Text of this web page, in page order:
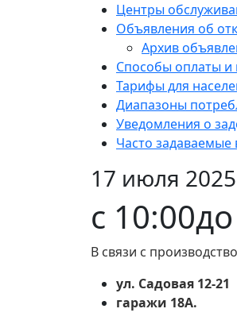
Центры
Объявления об
Архив
Способы оплаты и
Тарифы для
Диапазоны
Уведомления о
Часто задаваемые
17 июля 2025
с
В связи с
ул. Садовая 12-21
гаражи 18А.